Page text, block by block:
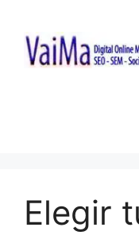
contenido
Elegir